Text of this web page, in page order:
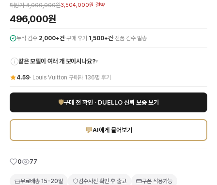
네, 쿠폰과 적립금을 결제 시 함께 사용하실 수 있습니다. 적립금은 1,000원 이상
매장가4,000,000원3,504,000원 절약
496,000원
누적 검수 2,000+건·구매 후기 1,500+건· 전품 검수 발송
i 같은 모델이 여러 개 보이시나요?▾
4.59· Louis Vuitton 구매자 136명 후기
🛡구매 전 확인 · DUELLO 신뢰 보증 보기
💬AI에게 물어보기
0 77
무료배송 15-20일 검수사진 확인 후 출고 쿠폰 적용가능